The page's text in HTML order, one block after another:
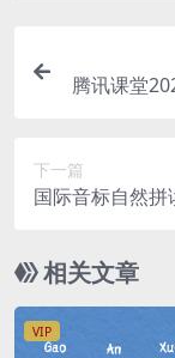
腾讯课堂
下一篇
国际音标自然拼
相关文章
VIP